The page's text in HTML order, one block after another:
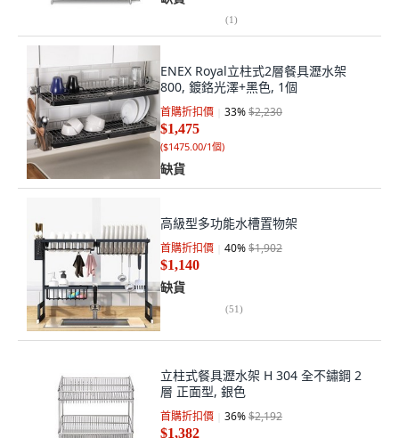
(1)
ENEX Royal立柱式2層餐具瀝水架
800, 鍍鉻光澤+黑色, 1個
首購折扣價 33%$2,230
$1,475
($1475.00/1個)
缺貨
高級型多功能水槽置物架
首購折扣價 40%$1,902
$1,140
缺貨
(51)
立柱式餐具瀝水架 H 304 全不鏽鋼 2
層 正面型, 銀色
首購折扣價 36%$2,192
$1,382